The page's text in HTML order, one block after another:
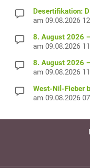
Desertifikation:
am 09.08.2026
8. August 2026
am 09.08.2026
8. August 2026
am 09.08.2026
West-Nil-Fieber
am 09.08.2026